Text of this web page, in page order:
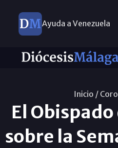
Ayuda a Venezuela
Inicio /
El
sobre la